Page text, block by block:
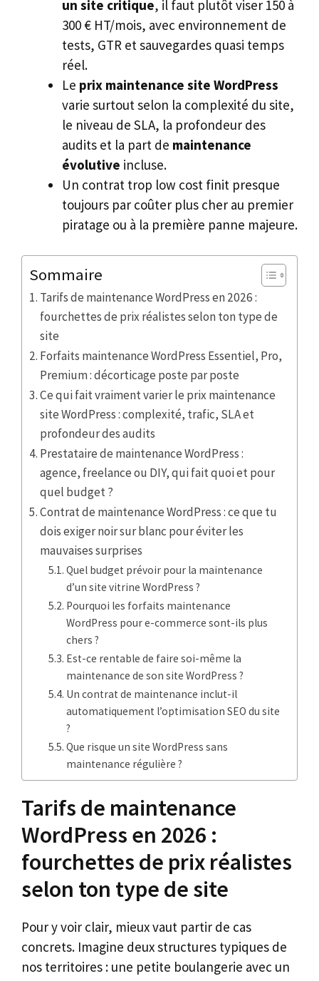
un site critique, il faut plutôt viser 150 à
300 € HT/mois, avec environnement de
tests, GTR et sauvegardes quasi temps
réel.
Le prix maintenance site WordPress
varie surtout selon la complexité du site,
le niveau de SLA, la profondeur des
audits et la part de maintenance
évolutive incluse.
Un contrat trop low cost finit presque
toujours par coûter plus cher au premier
piratage ou à la première panne majeure.
Sommaire
Tarifs de maintenance WordPress en 2026 :
fourchettes de prix réalistes selon ton type de
site
Forfaits maintenance WordPress Essentiel, Pro,
Premium : décorticage poste par poste
Ce qui fait vraiment varier le prix maintenance
site WordPress : complexité, trafic, SLA et
profondeur des audits
Prestataire de maintenance WordPress :
agence, freelance ou DIY, qui fait quoi et pour
quel budget ?
Contrat de maintenance WordPress : ce que tu
dois exiger noir sur blanc pour éviter les
mauvaises surprises
Quel budget prévoir pour la maintenance
d’un site vitrine WordPress ?
Pourquoi les forfaits maintenance
WordPress pour e-commerce sont-ils plus
chers ?
Est-ce rentable de faire soi-même la
maintenance de son site WordPress ?
Un contrat de maintenance inclut-il
automatiquement l’optimisation SEO du site
?
Que risque un site WordPress sans
maintenance régulière ?
Tarifs de maintenance
WordPress en 2026 :
fourchettes de prix réalistes
selon ton type de site
Pour y voir clair, mieux vaut partir de cas
concrets. Imagine deux structures typiques de
nos territoires : une petite boulangerie avec un